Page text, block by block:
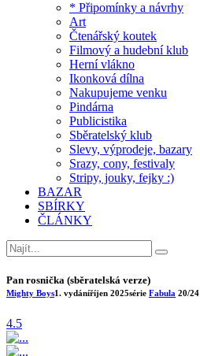
* Připomínky a návrhy
Art
Čtenářský koutek
Filmový a hudební klub
Herní vlákno
Ikonková dílna
Nakupujeme venku
Pindárna
Publicistika
Sběratelský klub
Slevy, výprodeje, bazary
Srazy, cony, festivaly
Stripy, jouky, fejky :)
BAZAR
SBÍRKY
ČLÁNKY
Pan rosnička (sběratelská verze)
Mighty Boys1. vydáníříjen 2025série Fabula 20/24
4.5